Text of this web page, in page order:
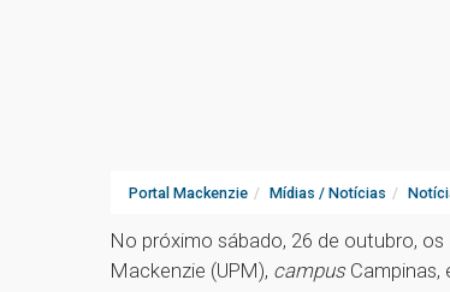
Portal Mackenzie Mídias / Notícias
No próximo sábado, 26 de outubro,
Mackenzie (UPM), campus Campinas,